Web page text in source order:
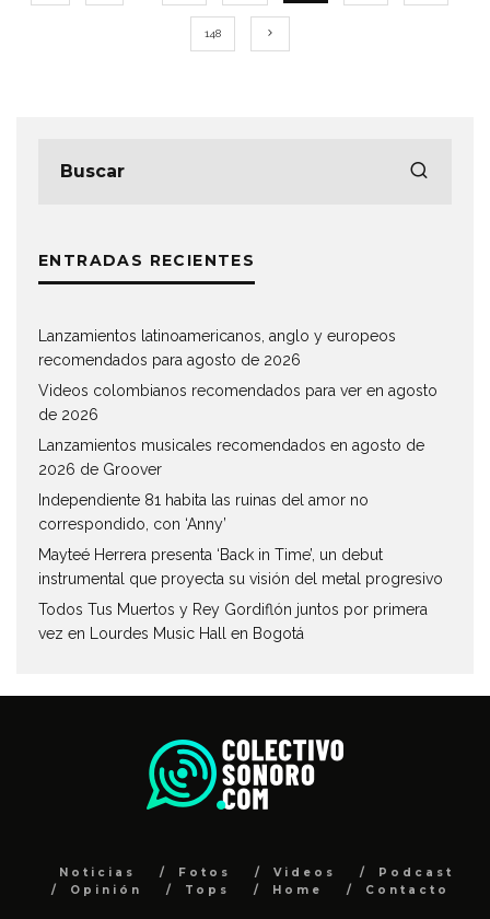
148
ENTRADAS RECIENTES
Lanzamientos latinoamericanos, anglo y europeos
recomendados para agosto de 2026
Videos colombianos recomendados para ver en agosto
de 2026
Lanzamientos musicales recomendados en agosto de
2026 de Groover
Independiente 81 habita las ruinas del amor no
correspondido, con ‘Anny’
Mayteé Herrera presenta ‘Back in Time’, un debut
instrumental que proyecta su visión del metal progresivo
Todos Tus Muertos y Rey Gordiflón juntos por primera
vez en Lourdes Music Hall en Bogotá
Noticias Fotos Videos
Podcast
Opinión
Tops Home Contacto